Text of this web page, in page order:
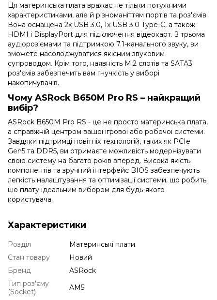
Ця материнська плата вражає не тільки потужними
характеристиками, але й різноманіттям портів та роз'ємів.
Вона оснащена 2x USB 3.0, 1x USB 3.0 Type-C, а також
HDMI і DisplayPort для підключення відеокарт. З трьома
аудіороз'ємами та підтримкою 7.1-канального звуку, ви
зможете насолоджуватися якісним звуковим
супроводом. Крім того, наявність M.2 слотів та SATA3
роз'ємів забезпечить вам гнучкість у виборі
накопичувачів.
Чому ASRock B650M Pro RS – найкращий
вибір?
ASRock B650M Pro RS - це не просто материнська плата,
а справжній центром вашої ігрової або робочої системи.
Завдяки підтримці новітніх технологій, таких як PCIe
Gen5 та DDR5, ви отримаєте можливість модернізувати
свою систему на багато років вперед. Висока якість
компонентів та зручний інтерфейс BIOS забезпечують
легкість налаштування та оптимізації системи, що робить
цю плату ідеальним вибором для будь-якого
користувача.
Характеристики
Розділ
Материнські плати
Стан товару
Новий
Бренд
ASRock
Тип роз'єму
(Socket)
AM5